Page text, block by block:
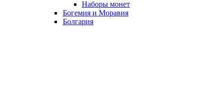
Наборы монет
Богемия и Моравия
Болгария